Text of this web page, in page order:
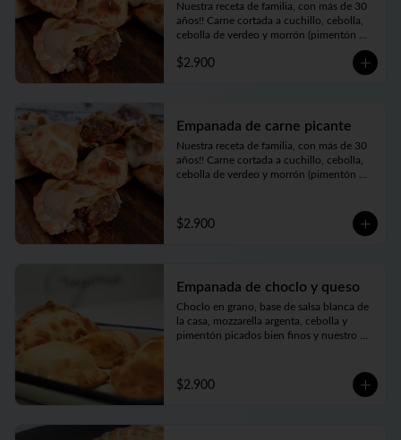
Nuestra receta de familia, con más de 30
años!! Carne cortada a cuchillo, cebolla,
cebolla de verdeo y morrón (pimentón
rojo) picados bien finos y nuestros toques
mágicos de condimento. Jugosa, carne
$2.900
Empanada de carne picante
Nuestra receta de familia, con más de 30
años!! Carne cortada a cuchillo, cebolla,
cebolla de verdeo y morrón (pimentón
agregamos un merquén bien aromático y
con el toque justo de picor. Jugosa, carne
$2.900
Empanada de choclo y queso
Choclo en grano, base de salsa blanca de
la casa, mozzarella argenta, cebolla y
pimentón picados bien finos y nuestro
$2.900